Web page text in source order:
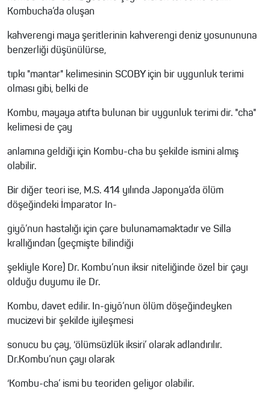
Kombucha’da oluşan
kahverengi maya şeritlerinin kahverengi deniz yosunununa
benzerliği düşünülürse,
tıpkı "mantar" kelimesinin SCOBY için bir uygunluk terimi
olması gibi, belki de
Kombu, mayaya atıfta bulunan bir uygunluk terimi dir. "cha"
kelimesi de çay
anlamına geldiği için Kombu-cha bu şekilde ismini almış
olabilir.
Bir diğer teori ise, M.S. 414 yılında Japonya’da ölüm
döşeğindeki İmparator In-
giyō’nun hastalığı için çare bulunamamaktadır ve Silla
krallığından (geçmişte bilindiği
şekliyle Kore) Dr. Kombu’nun iksir niteliğinde özel bir çayı
olduğu duyumu ile Dr.
Kombu, davet edilir. In-giyō’nun ölüm döşeğindeyken
mucizevi bir şekilde iyileşmesi
sonucu bu çay, ‘ölümsüzlük iksiri’ olarak adlandırılır.
Dr.Kombu’nun çayı olarak
‘Kombu-cha’ ismi bu teoriden geliyor olabilir.